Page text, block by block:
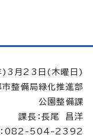
月23日(木曜日)
市整備局緑化推進部
公園整備課
課長：長尾 昌洋
：082-504-2392